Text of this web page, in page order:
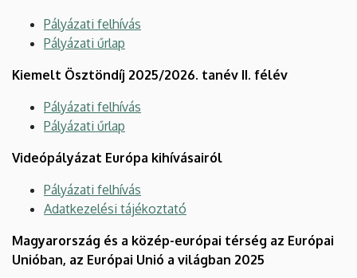
Pályázati felhívás
Pályázati űrlap
Kiemelt Ösztöndíj 2025/2026. tanév II. félév
Pályázati felhívás
Pályázati űrlap
Videópályázat Európa kihívásairól
Pályázati felhívás
Adatkezelési tájékoztató
Magyarország és a közép-európai térség az Európai
Unióban, az Európai Unió a világban 2025